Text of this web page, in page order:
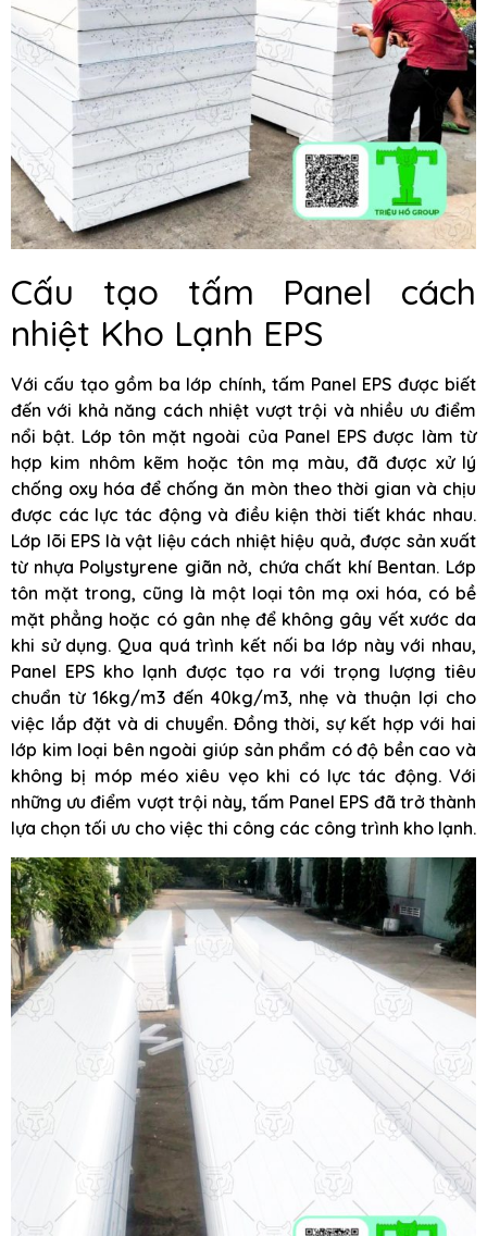
Cấu tạo tấm Panel cách
nhiệt Kho Lạnh EPS
Với cấu tạo gồm ba lớp chính, tấm Panel EPS được biết
đến với khả năng cách nhiệt vượt trội và nhiều ưu điểm
nổi bật. Lớp tôn mặt ngoài của Panel EPS được làm từ
hợp kim nhôm kẽm hoặc tôn mạ màu, đã được xử lý
chống oxy hóa để chống ăn mòn theo thời gian và chịu
được các lực tác động và điều kiện thời tiết khác nhau.
Lớp lõi EPS là vật liệu cách nhiệt hiệu quả, được sản xuất
từ nhựa Polystyrene giãn nở, chứa chất khí Bentan. Lớp
tôn mặt trong, cũng là một loại tôn mạ oxi hóa, có bề
mặt phẳng hoặc có gân nhẹ để không gây vết xước da
khi sử dụng. Qua quá trình kết nối ba lớp này với nhau,
Panel EPS kho lạnh được tạo ra với trọng lượng tiêu
chuẩn từ 16kg/m3 đến 40kg/m3, nhẹ và thuận lợi cho
việc lắp đặt và di chuyển. Đồng thời, sự kết hợp với hai
lớp kim loại bên ngoài giúp sản phẩm có độ bền cao và
không bị móp méo xiêu vẹo khi có lực tác động. Với
những ưu điểm vượt trội này, tấm Panel EPS đã trở thành
lựa chọn tối ưu cho việc thi công các công trình kho lạnh.